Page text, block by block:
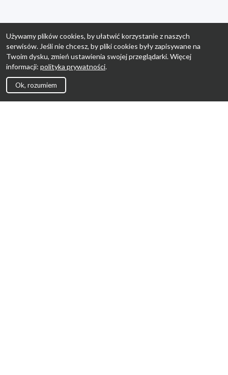
Używamy plików cookies, by ułatwić korzystanie z naszych
serwisów. Jeśli nie chcesz, by pliki cookies były zapisywane na
Twoim dysku, zmień ustawienia swojej przeglądarki. Więcej
informacji: polityka prywatności.
Ok, rozumiem